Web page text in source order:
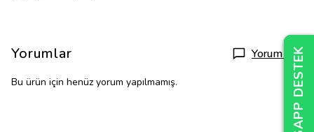
Yorumlar Yorum Yap
Bu ürün için henüz yorum yapılmamış.